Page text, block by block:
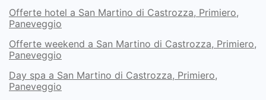
Offerte hotel a San Martino di Castrozza, Primiero,
Paneveggio
Offerte weekend a San Martino di Castrozza, Primiero,
Paneveggio
Day spa a San Martino di Castrozza, Primiero,
Paneveggio